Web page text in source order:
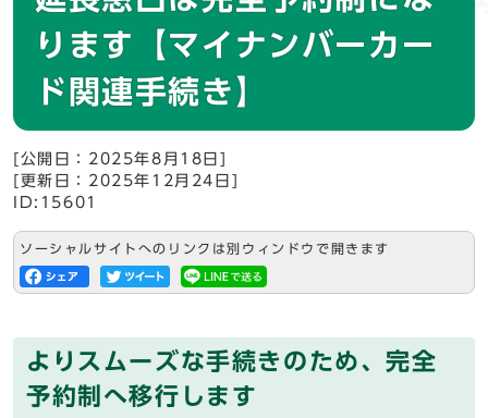
ります【マイナンバーカー
ド関連手続き】
[公開日：2025年8月18日]
[更新日：2025年12月24日]
ID:15601
ソーシャルサイトへのリンクは別ウィンドウで開きます
よりスムーズな手続きのため、完全
予約制へ移行します